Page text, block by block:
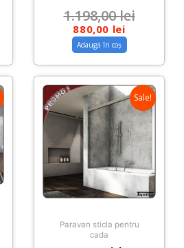
1.198,00lei
880,00 lei
Adaugă în coș
Sale!
Paravan sticla pentru
cada